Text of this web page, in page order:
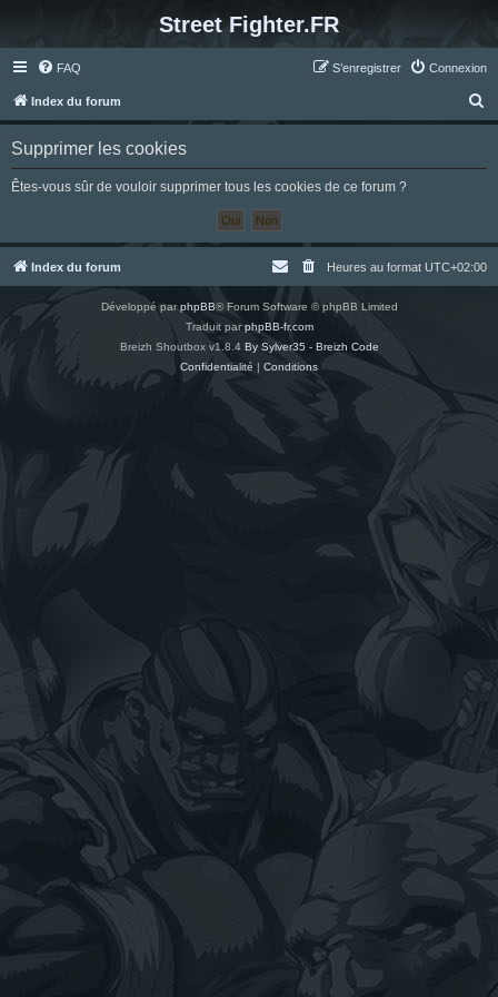
Street Fighter.FR
FAQ Connexion
S’enregistrer
Index du forum
e
h
Supprimer les cookies
Êtes-vous sûr de vouloir supprimer tous les cookies de ce forum ?
Index du forum Heures au format UTC+02:00
Développé parphpBB® Forum Software © phpBB Limited
Traduit parphpBB-fr.com
Breizh Shoutbox v1.8.4 By Sylver35 - Breizh Code
Confidentialité | Conditions